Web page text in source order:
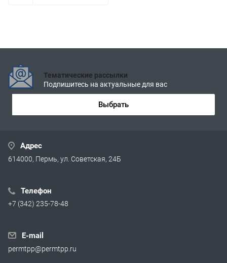
Тематические рассылки
Подпишитесь на актуальные для вас
Выбрать
Адрес
614000, Пермь, ул. Советская, 24Б
Телефон
+7 (342) 235-78-48
E-mail
permtpp@permtpp.ru